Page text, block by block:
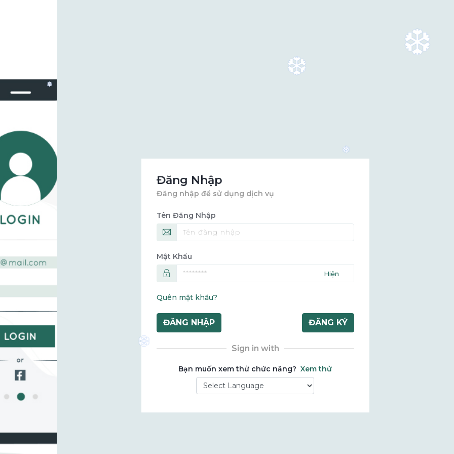
❅
❆
❆
Đăng Nhập
Đăng nhập để sử dụng dịch vụ
Tên Đăng Nhập
Mật Khẩu
Quên mật khẩu?
ĐĂNG NHẬP ĐĂNG KÝ
Sign in with
Bạn muốn xem thử chức năng? Xem thử
Powered by